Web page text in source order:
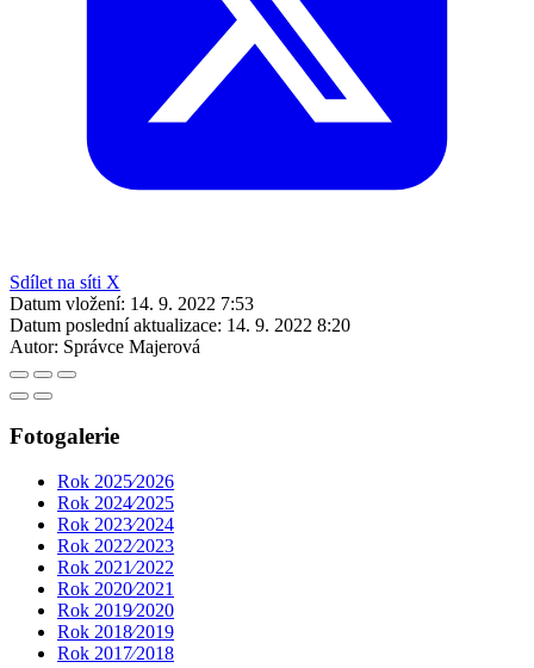
Sdílet na síti X
Datum vložení: 14. 9. 2022 7:53
Datum poslední aktualizace: 14. 9. 2022 8:20
Autor: Správce Majerová
Fotogalerie
Rok 2025⁄2026
Rok 2024⁄2025
Rok 2023⁄2024
Rok 2022⁄2023
Rok 2021⁄2022
Rok 2020⁄2021
Rok 2019⁄2020
Rok 2018⁄2019
Rok 2017⁄2018